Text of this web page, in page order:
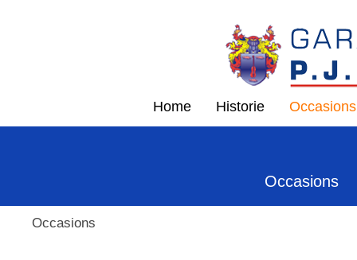
Home Historie Occasions
Occasions
Occasions